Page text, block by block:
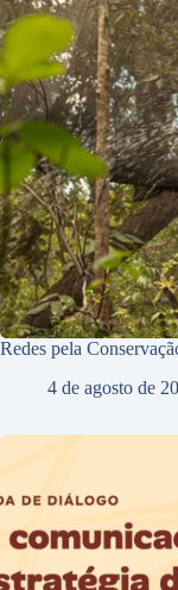
Redes pela
4 de agosto de